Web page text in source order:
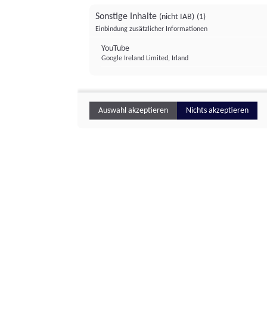
Sonstige Inhalte (nicht IAB) (1)
Einbindung zusätzlicher Informationen
YouTube
Google Ireland Limited, Irland
Auswahl akzeptieren Nichts akzeptieren